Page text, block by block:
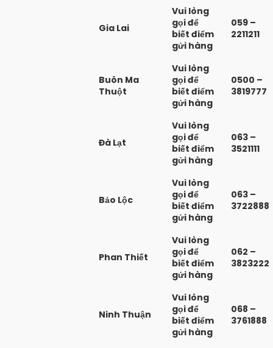
Gia Lai
Vui lòng
gọi để
biết điểm
gửi hàng
059 –
2211211
Buôn Ma
Thuột
Vui lòng
gọi để
biết điểm
gửi hàng
0500 –
3819777
Đà Lạt
Vui lòng
gọi để
biết điểm
gửi hàng
063 –
3521111
Bảo Lộc
Vui lòng
gọi để
biết điểm
gửi hàng
063 –
3722888
Phan Thiết
Vui lòng
gọi để
biết điểm
gửi hàng
062 –
3823222
Ninh Thuận
Vui lòng
gọi để
biết điểm
gửi hàng
068 –
3761888